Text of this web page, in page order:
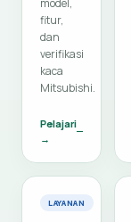
model,
fitur,
dan
verifikasi
kaca
Mitsubishi.
Pelajari
→
LAYANAN